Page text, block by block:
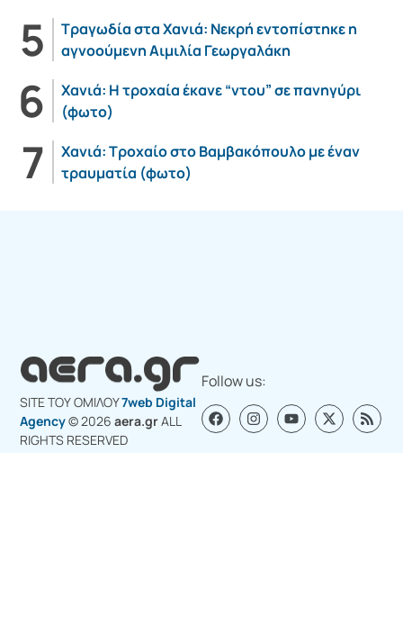
Τραγωδία στα Χανιά: Νεκρή εντοπίστηκε η
αγνοούμενη Αιμιλία Γεωργαλάκη
Χανιά: Η τροχαία έκανε “ντου” σε πανηγύρι
(φωτο)
Χανιά: Τροχαίο στο Βαμβακόπουλο με έναν
τραυματία (φωτο)
SITE ΤΟΥ ΟΜΙΛΟY7web Digital
Agency© 2026aera.grALL
RIGHTS RESERVED
Follow us: